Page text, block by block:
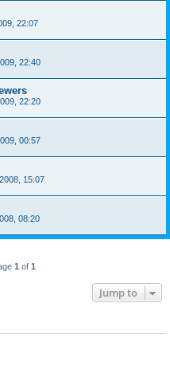
22:07
22:40
22:20
00:57
15:07
08:20
1 of 1
Jump to